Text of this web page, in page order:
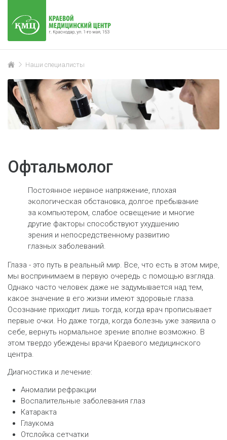
Наши специалисты
Офтальмолог
Постоянное нервное напряжение, плохая
экологическая обстановка, долгое пребывание
за компьютером, слабое освещение и многие
другие факторы способствуют ухудшению
зрения и непосредственному развитию
глазных заболеваний.
Глаза - это путь в реальный мир. Все, что есть в этом мире,
мы воспринимаем в первую очередь с помощью взгляда.
Однако часто человек даже не задумывается над тем,
какое значение в его жизни имеют здоровые глаза.
Осознание приходит лишь тогда, когда врач прописывает
первые очки. Но даже тогда, когда болезнь уже заявила о
себе, вернуть нормальное зрение вполне возможно. В
этом твердо убеждены врачи Краевого медицинского
центра.
Диагностика и лечение:
Аномалии рефракции
Воспалительные заболевания глаз
Катаракта
Глаукома
Отслойка сетчатки